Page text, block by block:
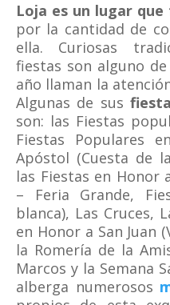
Loja es un lugar
por la cantidad de
ella. Curiosas
fiestas son alguno
año llaman la
Algunas de sus
son: las Fiestas
Fiestas Populares
Apóstol (Cuesta de
las Fiestas en Honor
– Feria Grande,
blanca), Las Cruces,
en Honor a San Juan
la Romería de la
Marcos y la Semana
alberga numerosos